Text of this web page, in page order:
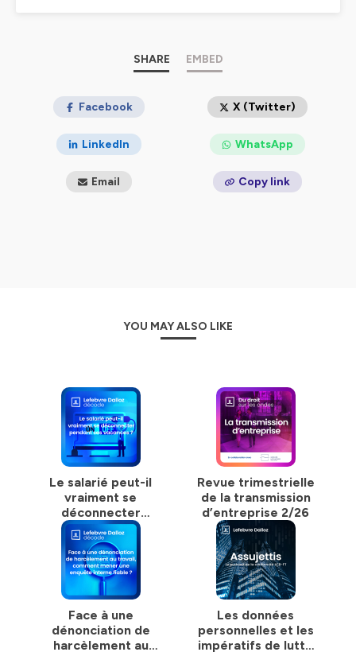
experts-comptables, commissaires aux comptes,
directeurs administratif et financier, directeurs et
juridiques, directrices/directeurs de la conformité, chefs
public et académique étudiants en droit. Pour rester à
jour des dernières évolutions législatives et
réglementaires, abonnez-vous à notre chaîne !
SHARE EMBED
Facebook X (Twitter)
LinkedIn WhatsApp
Email Copy link
YOU MAY ALSO LIKE
Le salarié peut-il
vraiment se
déconnecter
pendant ses
vacances ?
Revue trimestrielle
de la transmission
d’entreprise 2/26
Face à une
dénonciation de
harcèlement au
Les données
personnelles et les
impératifs de lutte